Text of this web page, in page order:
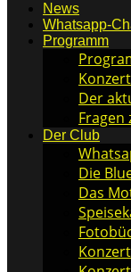
News
Whatsapp-
Programm
Der
Fragen
Der Club
Die
Das